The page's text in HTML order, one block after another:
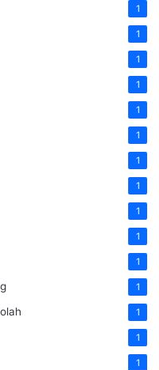
1
1
1
1
1
1
1
1
1
1
1
1
1
1
1